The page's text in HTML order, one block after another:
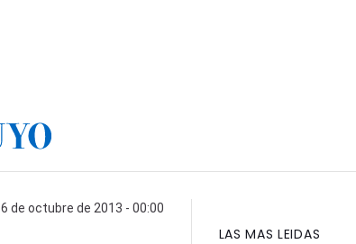
6 de octubre de 2013 - 00:00
LAS MAS LEIDAS